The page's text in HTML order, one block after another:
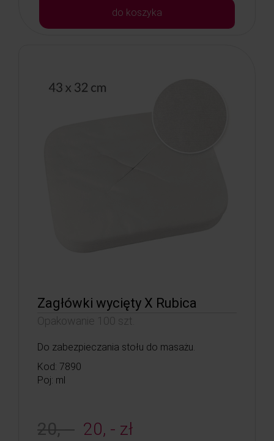
do koszyka
Zagłówki wycięty X Rubica
Opakowanie 100 szt.
Do zabezpieczania stołu do masażu.
Kod: 7890
Poj: ml
20, - 20, - zł